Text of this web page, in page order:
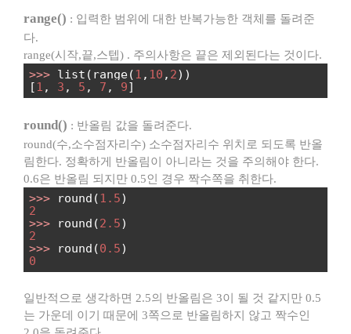
range() : 입력한 범위에 대한 반복가능한 객체를 돌려준
다.
range(시작,끝,스텝) . 주의사항은 끝은 제외된다는 것이다.
>>> list(range(1 , 10 , 2))
[1 , 3 , 5 , 7 , 9]
round() : 반올림 값을 돌려준다.
round(수,소수점자리수) 소수점자리수 위치로 되도록 반올
림한다. 정확하게 반올림이 아니라는 것을 주의해야 한다.
0.6은 반올림 되지만 0.5인 경우 짝수쪽을 취한다.
>>> round(1.5)
2
>>>
round(2.5)
2
>>>
round(0.5)
0
일반적으로 생각하면 2.5의 반올림은 3이 될 것 같지만 0.5
는 가운데 이기 때문에 3쪽으로 반올림하지 않고 짝수인